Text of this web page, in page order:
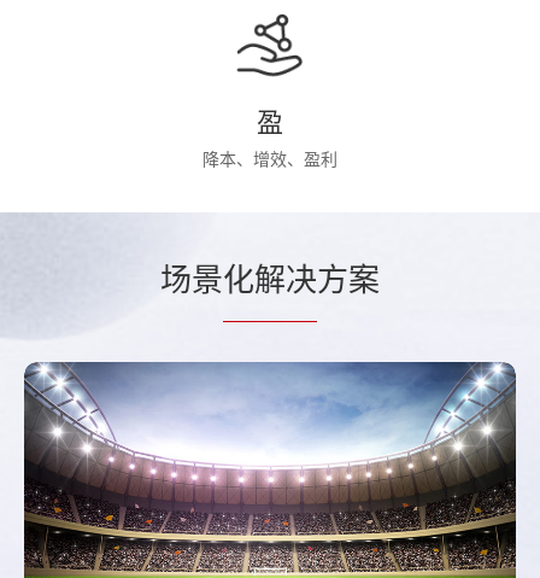
盈
降本、增效、盈利
场景化解决方案